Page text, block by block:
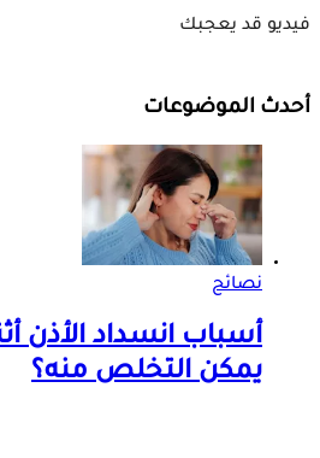
فيديو قد يعجبك
أحدث الموضوعات
نصائح
أسباب انسداد الأذن
يمكن التخلص منه؟